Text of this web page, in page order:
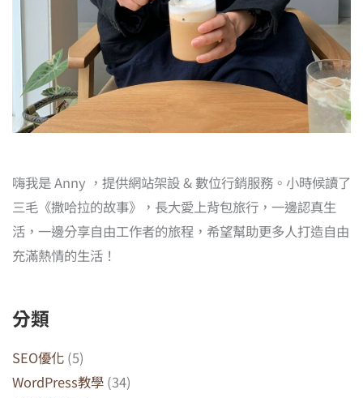
嗨我是 Anny ，提供網站架設 & 數位行銷服務。小時候讀了
三毛《撒哈拉的故事》，長大愛上背包旅行，一邊認真生
活，一邊分享自由工作者的旅程，希望幫助更多人打造自由
充滿熱情的生活！
分類
SEO優化 (5)
WordPress教學 (34)